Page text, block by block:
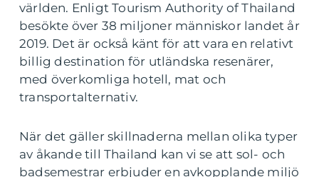
världen. Enligt Tourism Authority of Thailand
besökte över 38 miljoner människor landet år
2019. Det är också känt för att vara en relativt
billig destination för utländska resenärer,
med överkomliga hotell, mat och
transportalternativ.
När det gäller skillnaderna mellan olika typer
av åkande till Thailand kan vi se att sol- och
badsemestrar erbjuder en avkopplande miljö